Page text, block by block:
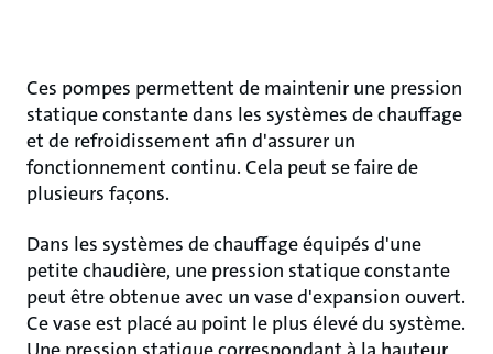
Ces pompes permettent de maintenir une pression
statique constante dans les systèmes de chauffage
et de refroidissement afin d'assurer un
fonctionnement continu. Cela peut se faire de
plusieurs façons.
Dans les systèmes de chauffage équipés d'une
petite chaudière, une pression statique constante
peut être obtenue avec un vase d'expansion ouvert.
Ce vase est placé au point le plus élevé du système.